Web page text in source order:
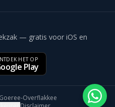
— gratis voor iOS en
HET OP
Play
Overflakkee